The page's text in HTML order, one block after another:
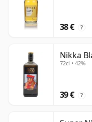
38 € ?
Nikka
72cl • 42%
39 € ?